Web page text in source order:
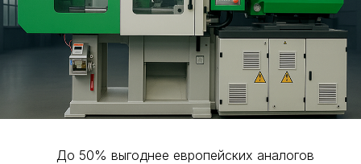
До 50% выгоднее европейских аналогов